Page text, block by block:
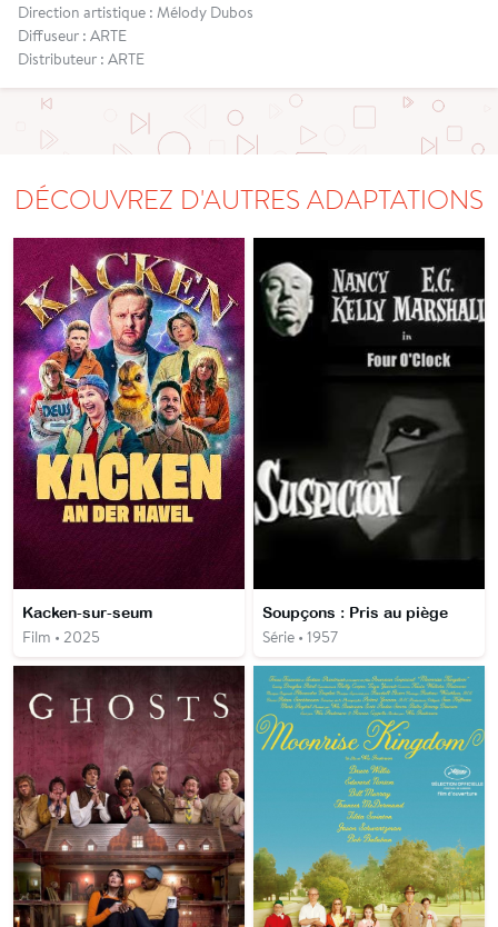
Direction artistique : Mélody Dubos
Diffuseur : ARTE
Distributeur : ARTE
DÉCOUVREZ D'AUTRES ADAPTATIONS
Kacken-sur-seum
Film • 2025
Soupçons : Pris au piège
Série • 1957